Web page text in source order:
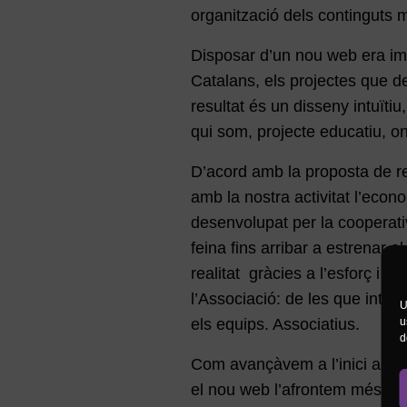
organització dels continguts
Disposar d’un nou web era
Catalans, els projectes que
resultat és un disseny
qui som, projecte educatiu,
D’acord amb la proposta de
amb la nostra activitat
desenvolupat per la
feina fins arribar a estrenar
realitat gràcies a l’esforç i
l’Associació: de les que
els equips. Associatius.
Com avançàvem a l’inici
el nou web l’afrontem més